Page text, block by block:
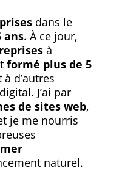
dans le
ans. À ce jour,
à
formé plus de 5
d’autres
J’ai par
de sites web,
je me nourris
naturel.